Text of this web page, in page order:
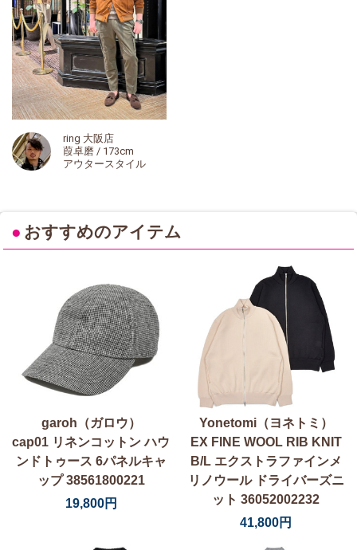
ring 大阪店
葭卓磨 / 173cm
アウタースタイル
● おすすめのアイテム
garoh（ガロウ）
cap01 リネンコットン ハウ
ンドトゥース 6パネルキャ
ップ 38561800221
19,800円
Yonetomi（ヨネトミ）
EX FINE WOOL RIB KNIT
B/L エクストラファインメ
リノウール ドライバーズニ
ット 36052002232
41,800円